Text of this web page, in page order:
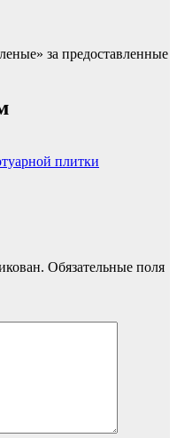
за предоставленные
плитки
Обязательные поля